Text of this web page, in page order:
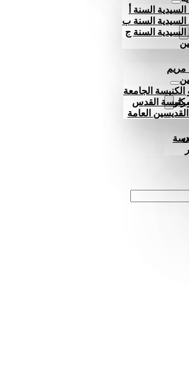
السيدية السنة أ
السيدية السنة ب
السيدية السنة ج
مريم
الجامعة
كنيسة القدس
العامة